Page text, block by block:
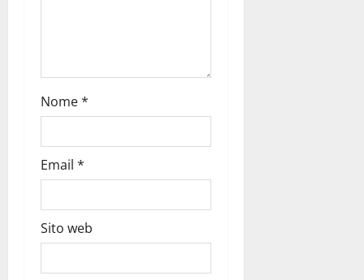
Nome*
Email *
Sito web